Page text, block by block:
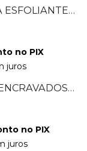
KIT PRÉ E PÓS BARBA ESFOLIANTE + SÉRUM + HIDRATANTE
no PIX
juros
SÉRUM PARA PELOS ENCRAVADOS 30 ML - 08 UNIDADES
no PIX
juros